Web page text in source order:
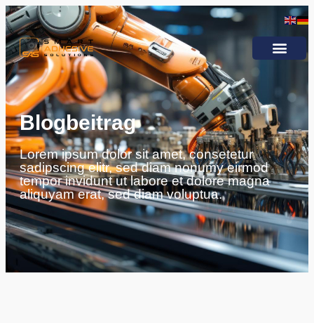
Blogbeitrag
Lorem ipsum dolor sit amet, consetetur
sadipscing elitr, sed diam nonumy eirmod
tempor invidunt ut labore et dolore magna
aliquyam erat, sed diam voluptua.